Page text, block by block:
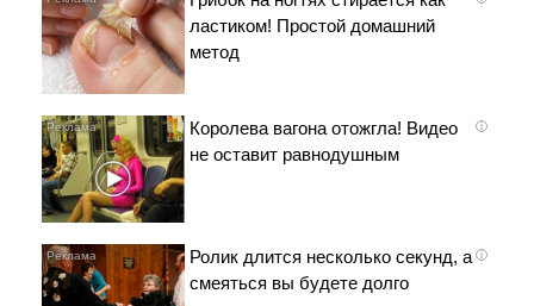
ластиком! Простой домашний
метод
i
Королева вагона отожгла! Видео
не оставит равнодушным
i
Ролик длится несколько секунд, а
смеяться вы будете долго